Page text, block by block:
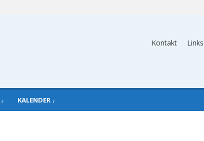
Kontakt Links
KALENDER